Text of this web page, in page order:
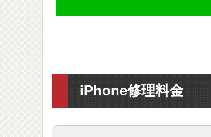
iPhone修理料金